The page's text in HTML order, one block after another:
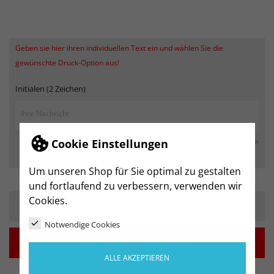
Cookie Einstellungen
Um unseren Shop für Sie optimal zu gestalten
und fortlaufend zu verbessern, verwenden wir
Cookies.
Notwendige Cookies
ALLE AKZEPTIEREN
Geben sie hier ihren individuellen Text ein und wählen Sie die
gewünschte Druck-Option aus!
Initialen (2 Zeichen)
max. 250 Zeichen
 IN DEN WARENKORB